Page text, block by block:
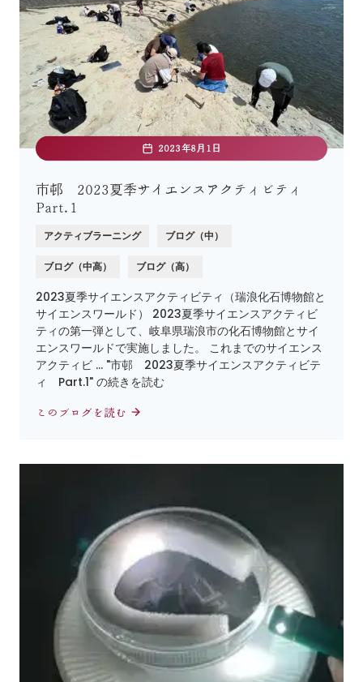
2023年8月1日
市邨 2023夏季サイエンスアクティビティ
Part.1
アクティブラーニング ブログ（中）
ブログ（中高） ブログ（高）
2023夏季サイエンスアクティビティ（瑞浪化石博物館と
サイエンスワールド） 2023夏季サイエンスアクティビ
ティの第一弾として、岐阜県瑞浪市の化石博物館とサイ
エンスワールドで実施しました。 これまでのサイエンス
アクティビ … "市邨 2023夏季サイエンスアクティビテ
ィ Part.1" の続きを読む
このブログを読む